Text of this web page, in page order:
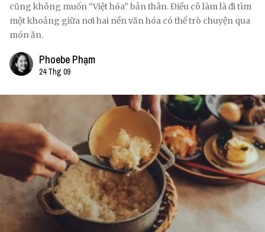
cũng không muốn “Việt hóa” bản thân. Điều cô làm là đi tìm
một khoảng giữa nơi hai nền văn hóa có thể trò chuyện qua
món ăn.
Phoebe Phạm
24 Thg 09